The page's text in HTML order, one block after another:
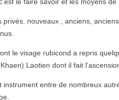
nouveaux , anciens,
le visage rubicond a repris
Laotien dont il fait
entre de nombreux